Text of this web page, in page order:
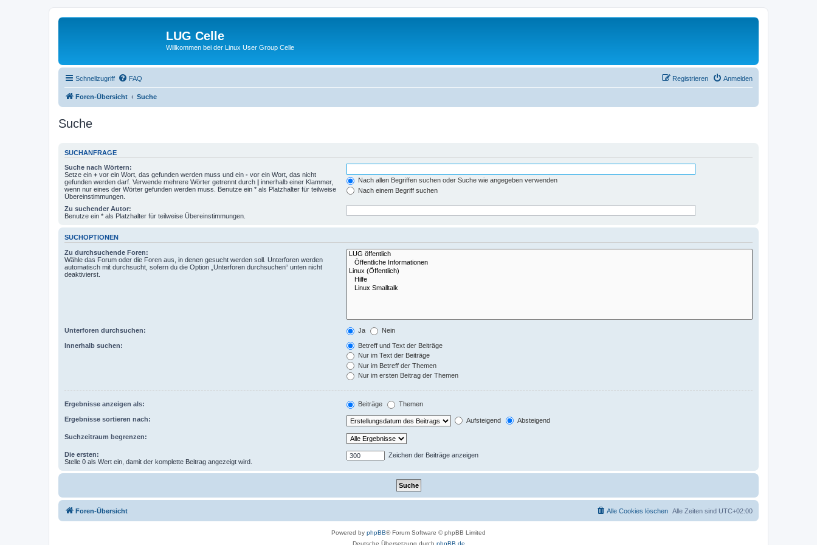
LUG Celle
Willkommen bei der Linux User Group Celle
Schnellzugriff FAQ Anmelden
Registrieren
Foren-Übersicht Suche
Suche
SUCHANFRAGE
Suche nach Wörtern:
Setze ein + vor ein Wort, das gefunden werden muss und ein - vor ein Wort, das nicht
gefunden werden darf. Verwende mehrere Wörter getrennt durch | innerhalb einer Klammer,
wenn nur eines der Wörter gefunden werden muss. Benutze ein * als Platzhalter für teilweise
Übereinstimmungen.
Nach allen Begriffen suchen oder Suche wie angegeben verwenden
Nach einem Begriff suchen
Zu suchender Autor:
Benutze ein * als Platzhalter für teilweise Übereinstimmungen.
SUCHOPTIONEN
Zu durchsuchende Foren:
Wähle das Forum oder die Foren aus, in denen gesucht werden soll. Unterforen werden
automatisch mit durchsucht, sofern du die Option „Unterforen durchsuchen“ unten nicht
deaktivierst.
Unterforen durchsuchen: Ja Nein
Innerhalb suchen:
Betreff und Text der Beiträge
Nur im Text der Beiträge
Nur im Betreff der Themen
Nur im ersten Beitrag der Themen
Ergebnisse anzeigen als: Beiträge Themen
Ergebnisse sortieren nach: Aufsteigend Absteigend
Suchzeitraum begrenzen:
Die ersten:
Stelle 0 als Wert ein, damit der komplette Beitrag angezeigt wird.
Zeichen der Beiträge anzeigen
Foren-Übersicht Alle Zeiten sind UTC+02:00
Alle Cookies löschen
Powered by phpBB® Forum Software © phpBB Limited
Deutsche Übersetzung durch phpBB.de